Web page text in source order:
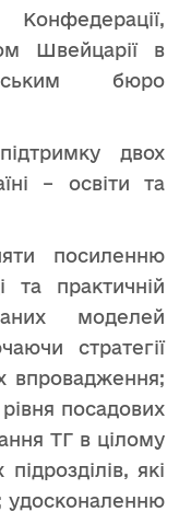
Швейцарії в
бюро
двох
– освіти та
посиленню
та практичній
моделей
стратегії
впровадження;
посадових
ТГ в цілому
які
удосконаленню